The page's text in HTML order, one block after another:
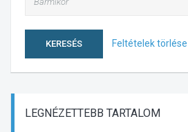
KERESÉS Feltételek törlése
LEGNÉZETTEBB TARTALOM